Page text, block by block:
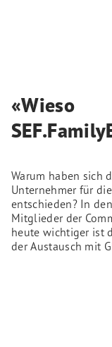
«Wieso
Warum haben sich
Unternehmer für
entschieden? In
Mitglieder der
heute wichtiger ist
der Austausch mit